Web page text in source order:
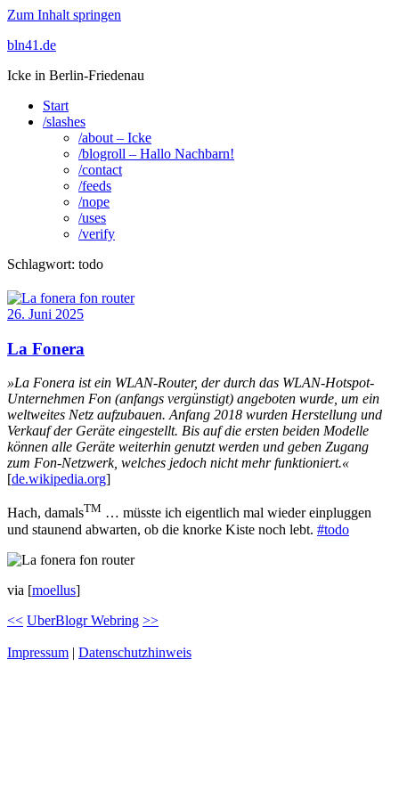
Zum Inhalt springen
bln41.de
Icke in Berlin-Friedenau
Start
/slashes
/about – Icke
/blogroll – Hallo Nachbarn!
/contact
/feeds
/nope
/uses
/verify
Schlagwort: todo
26. Juni 2025
La Fonera
»La Fonera ist ein WLAN-Router, der durch das WLAN-Hotspot-
Unternehmen Fon (anfangs vergünstigt) angeboten wurde, um ein
weltweites Netz aufzubauen. Anfang 2018 wurden Herstellung und
Verkauf der Geräte eingestellt. Bis auf die ersten beiden Modelle
können alle Geräte weiterhin genutzt werden und geben Zugang
zum Fon-Netzwerk, welches jedoch nicht mehr funktioniert.«
[de.wikipedia.org]
Hach, damalsTM … müsste ich eigentlich mal wieder einpluggen
und staunend abwarten, ob die knorke Kiste noch lebt. #todo
via [moellus]
<< UberBlogr Webring >>
Impressum | Datenschutzhinweis